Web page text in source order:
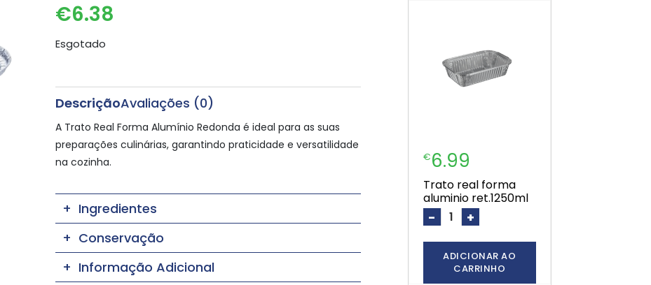
€6.38
Esgotado
DescriçãoAvaliações (0)
A Trato Real Forma Alumínio Redonda é ideal para as suas
preparações culinárias, garantindo praticidade e versatilidade
na cozinha.
Ingredientes
Conservação
Informação Adicional
€6.99
trato real forma
aluminio ret.1250ml
- +
ADICIONAR AO
CARRINHO